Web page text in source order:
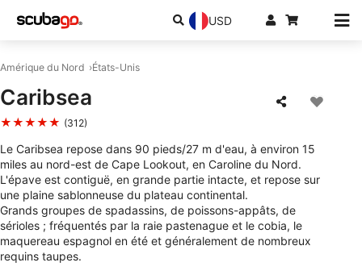
USD
Amérique du Nord États-Unis
Caribsea
★★★★★ (312)
Le Caribsea repose dans 90 pieds/27 m d'eau, à environ 15
miles au nord-est de Cape Lookout, en Caroline du Nord.
L'épave est contiguë, en grande partie intacte, et repose sur
une plaine sablonneuse du plateau continental.
Grands groupes de spadassins, de poissons-appâts, de
sérioles ; fréquentés par la raie pastenague et le cobia, le
maquereau espagnol en été et généralement de nombreux
requins taupes.